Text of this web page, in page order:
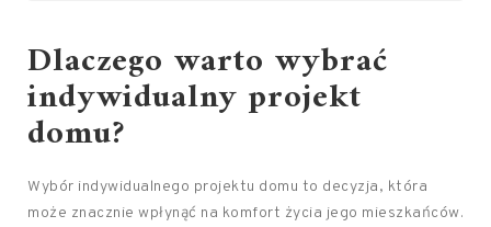
Dlaczego warto wybrać
indywidualny projekt
domu?
Wybór indywidualnego projektu domu to decyzja, która
może znacznie wpłynąć na komfort życia jego mieszkańców.